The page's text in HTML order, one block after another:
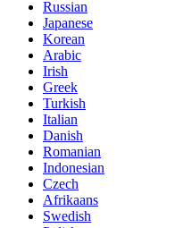
Russian
Japanese
Korean
Arabic
Irish
Greek
Turkish
Italian
Danish
Romanian
Indonesian
Czech
Afrikaans
Swedish